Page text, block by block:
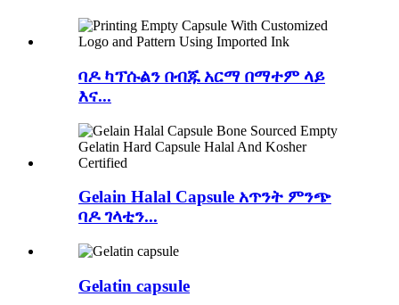
ባዶ ካፕሱልን በብጁ አርማ በማተም ላይ
እና...
Gelain Halal Capsule አጥንት ምንጭ
ባዶ ገላቲን...
Gelatin capsule